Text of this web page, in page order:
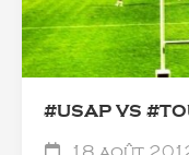
#USAP VS